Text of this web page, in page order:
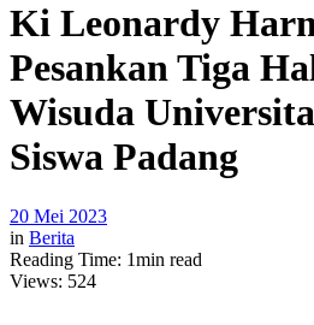
Ki Leonardy
Pesankan Tiga
Wisuda
Siswa Padang
20 Mei 2023
in Berita
Reading Time: 1min read
Views: 524